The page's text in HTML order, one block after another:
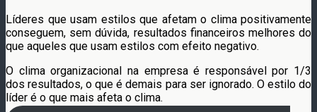
Líderes que usam estilos que afetam o clima positivamente
conseguem, sem dúvida, resultados financeiros melhores do
que aqueles que usam estilos com efeito negativo.
O clima organizacional na empresa é responsável por 1/3
dos resultados, o que é demais para ser ignorado. O estilo do
líder é o que mais afeta o clima.